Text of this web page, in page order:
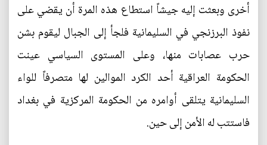
أخرى وبعثت إليه جيشاً استطاع هذه المرة أن يقضي على
نفوذ البرزنجي في السليمانية فلجأ إلى الجبال ليقوم بشن
حرب عصابات منها، وعلى المستوى السياسي عينت
الحكومة العراقية أحد الكرد الموالين لها متصرفاً للواء
السليمانية يتلقى أوامره من الحكومة المركزية في بغداد
فاستتب له الأمن إلى حين.